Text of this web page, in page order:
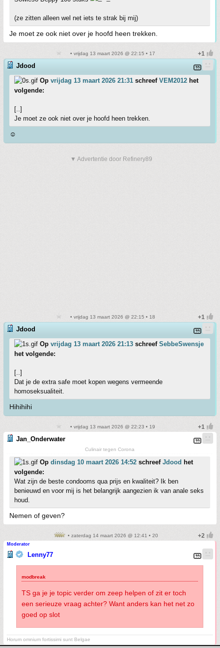
(ze zitten alleen wel net iets te strak bij mij)
Je moet ze ook niet over je hoofd heen trekken.
• vrijdag 13 maart 2026 @ 22:15 • 17
Jdood
Op vrijdag 13 maart 2026 21:31 schreef VEM2012 het
volgende:
[..]
Je moet ze ook niet over je hoofd heen trekken.
☺️
▼ Advertentie door Refinery89
• vrijdag 13 maart 2026 @ 22:15 • 18
Jdood
Op vrijdag 13 maart 2026 21:13 schreef SebbeSwensje
het volgende:
[..]
Dat je de extra safe moet kopen wegens vermeende
homoseksualiteit.
Hihihihi
• vrijdag 13 maart 2026 @ 22:23 • 19
Jan_Onderwater
Culinair tegen Corona
Op dinsdag 10 maart 2026 14:52 schreef Jdood het
volgende:
Wat zijn de beste condooms qua prijs en kwaliteit? Ik ben
benieuwd en voor mij is het belangrijk aangezien ik van anale seks
houd.
Nemen of geven?
• zaterdag 14 maart 2026 @ 12:41 • 20
Moderator
Lenny77
TS ga je je topic verder om zeep helpen of zit er toch
een serieuze vraag achter? Want anders kan het net zo
goed op slot
Horum omnium fortissimi sunt Belgae